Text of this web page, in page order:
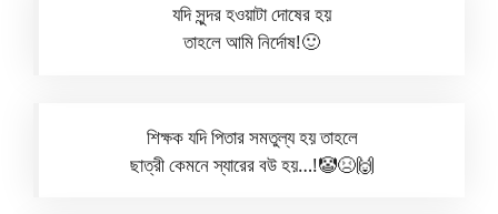
যদি সুন্দর হওয়াটা দোষের হয়
তাহলে আমি নির্দোষ!🙂
শিক্ষক যদি পিতার সমতুল্য হয় তাহলে
ছাত্রী কেমনে স্যারের বউ হয়…!🤡😣🙌